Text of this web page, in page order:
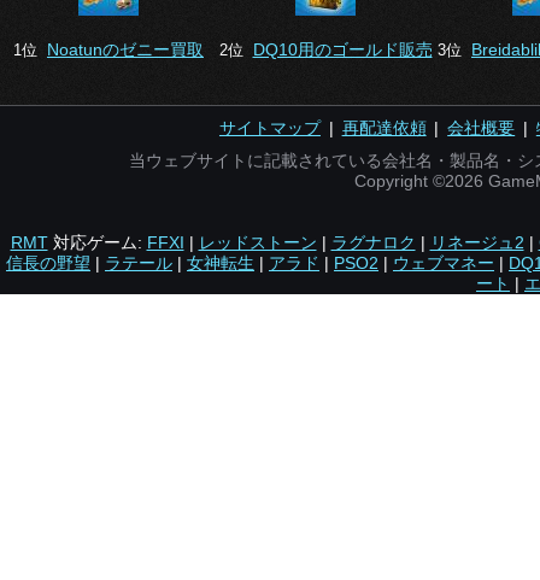
1位 Noatunのゼニー買取 2位 DQ10用のゴールド販売 3位
サイトマップ| 再配達依頼|会社概要 |
当ウェブサイトに記載されている会社名・製品名・
Copyright ©2026
RMT対応ゲーム: FFXI | レッドストーン | ラグナロク | リネージュ2 |
信長の野望 | ラテール | 女神転生 | アラド | PSO2 | ウェブマネー |
ート |